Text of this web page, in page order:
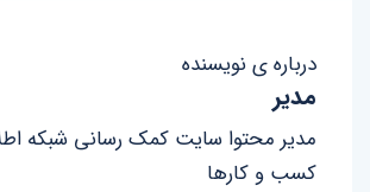
درباره ی نویسنده
مدیر
مدیر محتوا سایت کمک رسانی شبکه
کسب و کارها